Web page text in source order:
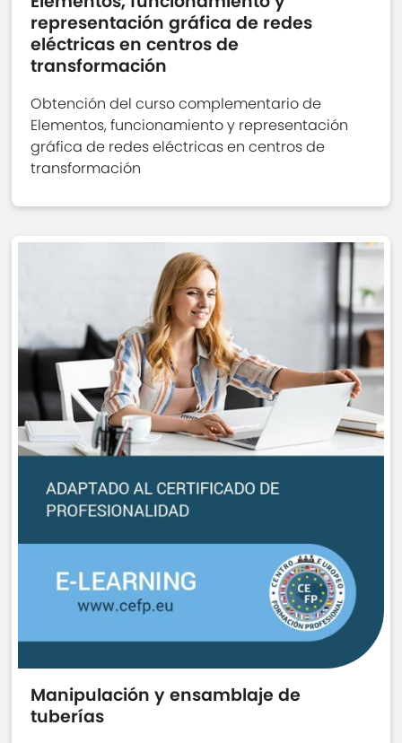
representación gráfica de redes
eléctricas en centros de
transformación
Obtención del curso complementario de
Elementos, funcionamiento y representación
gráfica de redes eléctricas en centros de
transformación
Manipulación y ensamblaje de
tuberías